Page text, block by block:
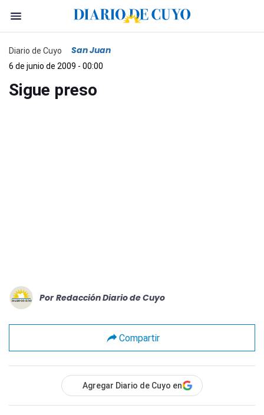
Diario de Cuyo San Juan
6 de junio de 2009 - 00:00
Sigue preso
Por Redacción Diario de Cuyo
Compartir
Agregar Diario de Cuyo en